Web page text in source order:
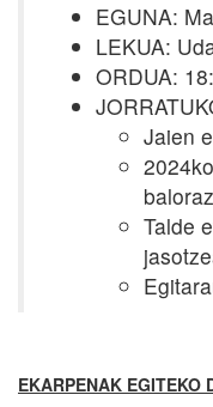
EGUNA:
LEKUA:
ORDUA:
Jaien
Talde
EKARPENAK EGITEKO